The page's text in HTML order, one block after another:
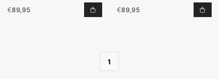
€89,95 TRUI 66.192 CORE BLACK
€89,95
1